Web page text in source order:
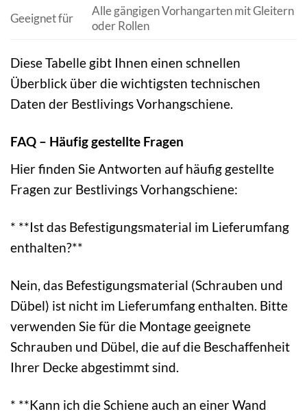
Geeignet für
Alle gängigen Vorhangarten mit Gleitern
oder Rollen
Diese Tabelle gibt Ihnen einen schnellen
Überblick über die wichtigsten technischen
Daten der Bestlivings Vorhangschiene.
FAQ – Häufig gestellte Fragen
Hier finden Sie Antworten auf häufig gestellte
Fragen zur Bestlivings Vorhangschiene:
* **Ist das Befestigungsmaterial im Lieferumfang
enthalten?**
Nein, das Befestigungsmaterial (Schrauben und
Dübel) ist nicht im Lieferumfang enthalten. Bitte
verwenden Sie für die Montage geeignete
Schrauben und Dübel, die auf die Beschaffenheit
Ihrer Decke abgestimmt sind.
* **Kann ich die Schiene auch an einer Wand